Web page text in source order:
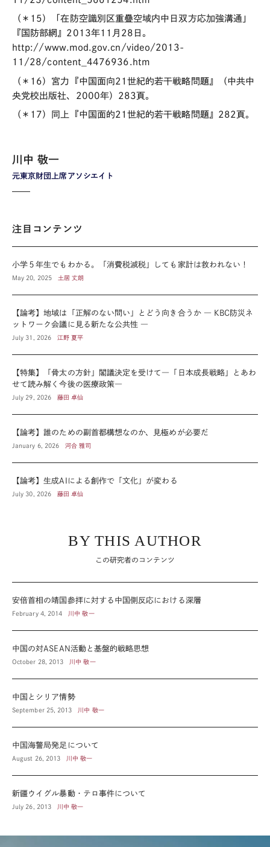
（＊15）「在防空識別区重疊空域内中日双方応加強溝通」
『国防部網』2013年11月28日。
http://www.mod.gov.cn/video/2013-
11/28/content_4476936.htm
（＊16）宮力『中国面向21世紀的若干戦略問題』（中共中
央党校出版社、2000年）283頁。
（＊17）同上『中国面的21世紀的若干戦略問題』282頁。
元東京財団上席アソシエイト
川中 敬一
注目コンテンツ
小学５年生でもわかる。「消費税減税」しても家計は救われない！
May 20, 2025 土居 丈朗
【論考】地域は「正解のない問い」とどう向き合うか ― KBC防災ネ
ットワーク会議に見る新たな公共性 ―
July 31, 2026 江野 夏平
【特集】「骨太の方針」閣議決定を受けて―「日本成長戦略」とあわ
せて読み解く今後の医療政策―
July 29, 2026 藤田 卓仙
【論考】誰のための副首都構想なのか、見極めが必要だ
January 6, 2026 河合 雅司
【論考】生成AIによる創作で「文化」が変わる
July 30, 2026 藤田 卓仙
BY THIS AUTHOR
この研究者のコンテンツ
安倍首相の靖国参拝に対する中国側反応における深層
February 4, 2014 川中 敬一
中国の対ASEAN活動と基盤的戦略思想
October 28, 2013 川中 敬一
中国とシリア情勢
September 25, 2013 川中 敬一
中国海警局発足について
August 26, 2013 川中 敬一
新疆ウイグル暴動・テロ事件について
July 26, 2013 川中 敬一